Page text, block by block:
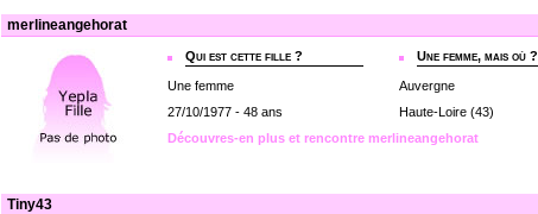
merlineangehorat
Qui est cette fille ?
Une femme
27/10/1977 - 48 ans
Une femme, mais où ?
Auvergne
Haute-Loire (43)
Découvres-en plus et rencontre merlineangehorat
Tiny43